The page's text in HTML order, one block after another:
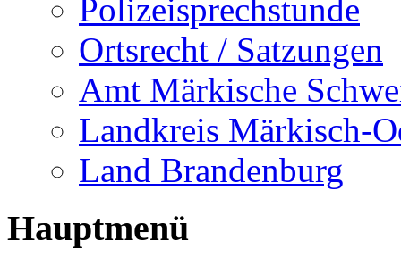
Polizeisprechstunde
Ortsrecht / Satzungen
Amt Märkische
Landkreis Märkisch-
Land Brandenburg
Hauptmenü